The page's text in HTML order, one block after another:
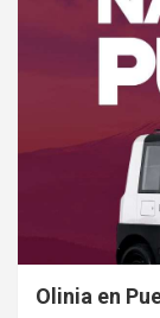
Olinia en